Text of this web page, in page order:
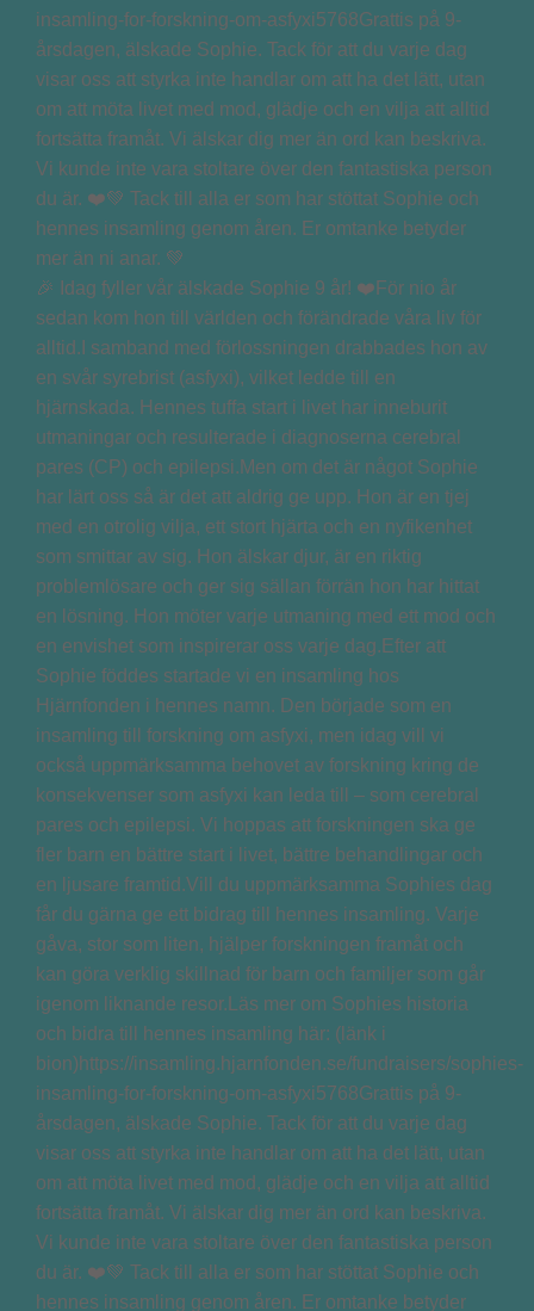
🎉 Idag fyller vår älskade Sophie 9 år! ❤️För nio år
sedan kom hon till världen och förändrade våra liv för
alltid.I samband med förlossningen drabbades hon av
en svår syrebrist (asfyxi), vilket ledde till en
hjärnskada. Hennes tuffa start i livet har inneburit
utmaningar och resulterade i diagnoserna cerebral
pares (CP) och epilepsi.Men om det är något Sophie
har lärt oss så är det att aldrig ge upp. Hon är en tjej
med en otrolig vilja, ett stort hjärta och en nyfikenhet
som smittar av sig. Hon älskar djur, är en riktig
problemlösare och ger sig sällan förrän hon har hittat
en lösning. Hon möter varje utmaning med ett mod och
en envishet som inspirerar oss varje dag.Efter att
Sophie föddes startade vi en insamling hos
Hjärnfonden i hennes namn. Den började som en
insamling till forskning om asfyxi, men idag vill vi
också uppmärksamma behovet av forskning kring de
konsekvenser som asfyxi kan leda till – som cerebral
pares och epilepsi. Vi hoppas att forskningen ska ge
fler barn en bättre start i livet, bättre behandlingar och
en ljusare framtid.Vill du uppmärksamma Sophies dag
får du gärna ge ett bidrag till hennes insamling. Varje
gåva, stor som liten, hjälper forskningen framåt och
kan göra verklig skillnad för barn och familjer som går
igenom liknande resor.Läs mer om Sophies historia
och bidra till hennes insamling här: (länk i
bion)https://insamling.hjarnfonden.se/fundraisers/sophies-
insamling-for-forskning-om-asfyxi5768Grattis på 9-
årsdagen, älskade Sophie. Tack för att du varje dag
visar oss att styrka inte handlar om att ha det lätt, utan
om att möta livet med mod, glädje och en vilja att alltid
fortsätta framåt. Vi älskar dig mer än ord kan beskriva.
Vi kunde inte vara stoltare över den fantastiska person
du är. ❤️💚 Tack till alla er som har stöttat Sophie och
hennes insamling genom åren. Er omtanke betyder